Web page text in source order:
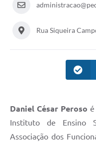
Rua Siqueira
Daniel César Peroso
Instituto de Ensino
Associação dos